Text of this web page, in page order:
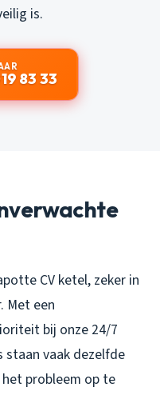
is.
83 33
CV ketel, zeker in
Met een
bij onze 24/7
vaak dezelfde
probleem op te